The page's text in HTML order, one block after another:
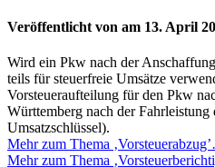
Veröffentlicht von am 13. April
Wird ein Pkw nach der
teils für steuerfreie Umsätze
Vorsteueraufteilung für den Pkw
Württemberg nach der
Umsatzschlüssel).
Mehr zum Thema
Mehr zum Thema